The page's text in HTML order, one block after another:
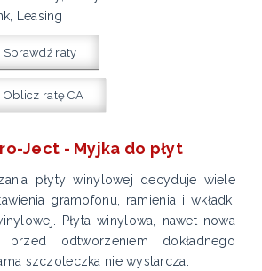
Leasing
Sprawdź raty
Oblicz ratę CA
Ject - Myjka do płyt
płyty winylowej decyduje wiele
gramofonu, ramienia i wkładki
Płyta winylowa, nawet nowa
odtworzeniem dokładnego
szczoteczka nie wystarcza.